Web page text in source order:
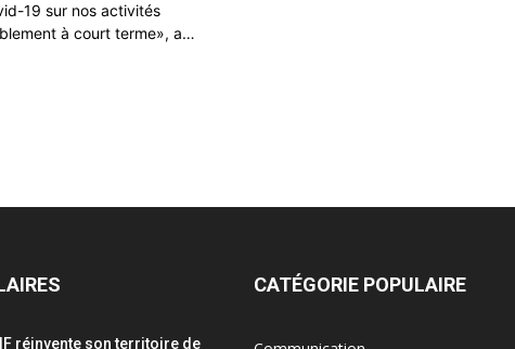
19 sur nos activités
à court terme», a…
réinvente son territoire de
CATÉGORIE POPULAIRE